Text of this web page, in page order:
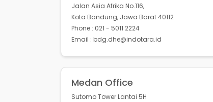
Jalan Asia Afrika No.116,
Kota Bandung, Jawa Barat 40112
Phone : 021 - 5011 2224
Email : bdg.dhe@indotara.id
Medan Office
Sutomo Tower Lantai 5H